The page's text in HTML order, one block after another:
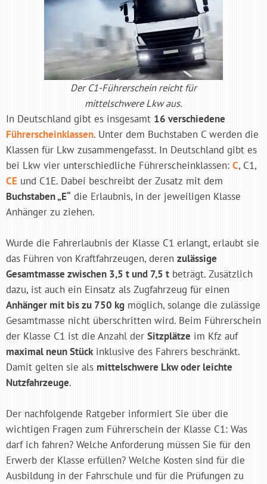
Der C1-Führerschein reicht für
mittelschwere Lkw aus.
In Deutschland gibt es insgesamt 16 verschiedene
Führerscheinklassen. Unter dem Buchstaben C werden die
Klassen für Lkw zusammengefasst. In Deutschland gibt es
bei Lkw vier unterschiedliche Führerscheinklassen: C, C1,
CE und C1E. Dabei beschreibt der Zusatz mit dem
Buchstaben „E“ die Erlaubnis, in der jeweiligen Klasse
Anhänger zu ziehen.
Wurde die Fahrerlaubnis der Klasse C1 erlangt, erlaubt sie
das Führen von Kraftfahrzeugen, deren zulässige
Gesamtmasse zwischen 3,5 t und 7,5 t beträgt. Zusätzlich
dazu, ist auch ein Einsatz als Zugfahrzeug für einen
Anhänger mit bis zu 750 kg möglich, solange die zulässige
Gesamtmasse nicht überschritten wird. Beim Führerschein
der Klasse C1 ist die Anzahl der Sitzplätze im Kfz auf
maximal neun Stückinklusive des Fahrers beschränkt.
Damit gelten sie als mittelschwere Lkw oder leichte
Nutzfahrzeuge.
Der nachfolgende Ratgeber informiert Sie über die
wichtigen Fragen zum Führerschein der Klasse C1: Was
darf ich fahren? Welche Anforderung müssen Sie für den
Erwerb der Klasse erfüllen? Welche Kosten sind für die
Ausbildung in der Fahrschule und für die Prüfungen zu